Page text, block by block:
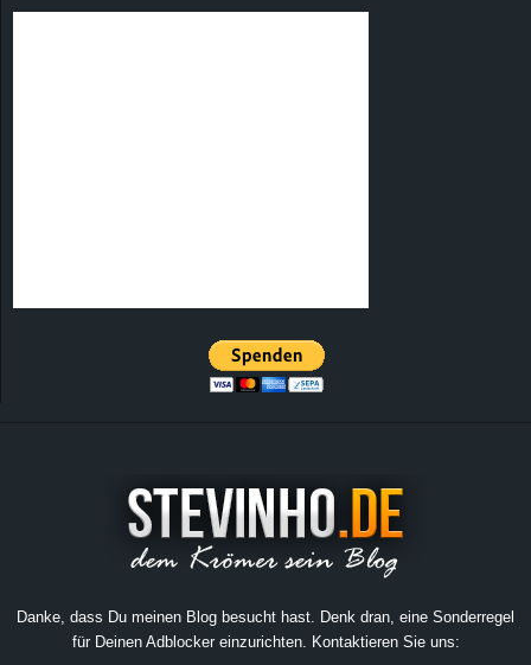
Danke, dass Du meinen Blog besucht hast. Denk dran, eine Sonderregel
für Deinen Adblocker einzurichten. Kontaktieren Sie uns: